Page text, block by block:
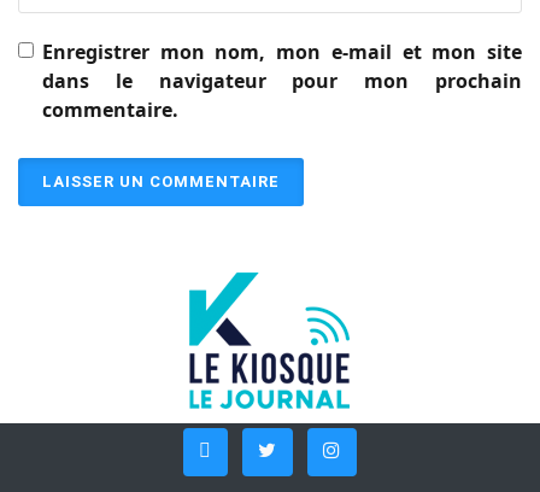
Enregistrer mon nom, mon e-mail et mon site
dans le navigateur pour mon prochain
commentaire.